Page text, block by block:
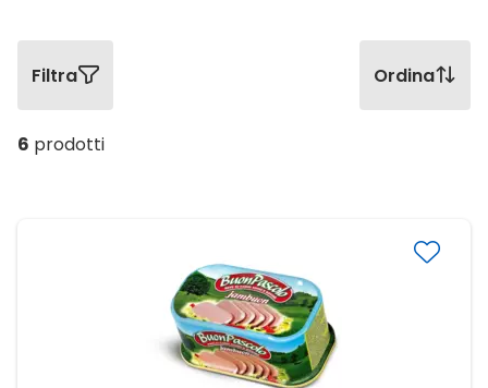
Filtra Ordina
6 prodotti